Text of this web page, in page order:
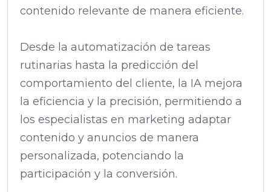
contenido relevante de manera eficiente.
Desde la automatización de tareas
rutinarias hasta la predicción del
comportamiento del cliente, la IA mejora
la eficiencia y la precisión, permitiendo a
los especialistas en marketing adaptar
contenido y anuncios de manera
personalizada, potenciando la
participación y la conversión.